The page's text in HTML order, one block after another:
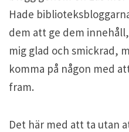
Hade
dem att ge dem
mig glad och smickrad,
komma på någon med
fram.
Det här med att ta utan